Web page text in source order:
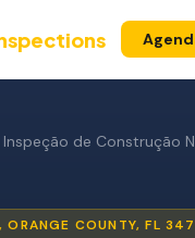
Inspeção de Construção
,ORANGE COUNTY, FL